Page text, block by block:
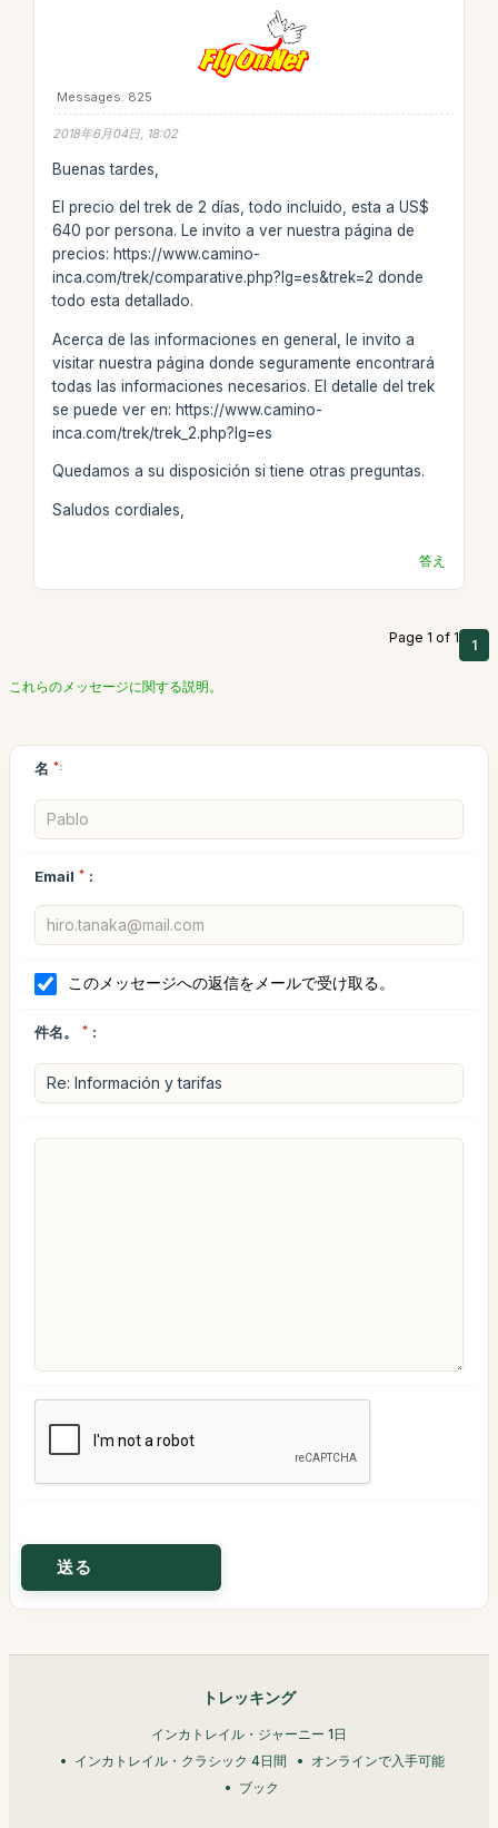
Messages: 825
2018年6月04日, 18:02
Buenas tardes,
El precio del trek de 2 días, todo incluido, esta a US$
640 por persona. Le invito a ver nuestra página de
precios: https://www.camino-
inca.com/trek/comparative.php?lg=es&trek=2 donde
todo esta detallado.
Acerca de las informaciones en general, le invito a
visitar nuestra página donde seguramente encontrará
todas las informaciones necesarios. El detalle del trek
se puede ver en: https://www.camino-
inca.com/trek/trek_2.php?lg=es
Quedamos a su disposición si tiene otras preguntas.
Saludos cordiales,
答え
Page 1 of 1 1
これらのメッセージに関する説明。
名 *:
Email * :
このメッセージへの返信をメールで受け取る。
件名。 * :
トレッキング
インカトレイル・ジャーニー 1日
インカトレイル・クラシック 4日間
オンラインで入手可能
ブック